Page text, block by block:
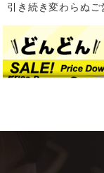
引き続き変わらぬご